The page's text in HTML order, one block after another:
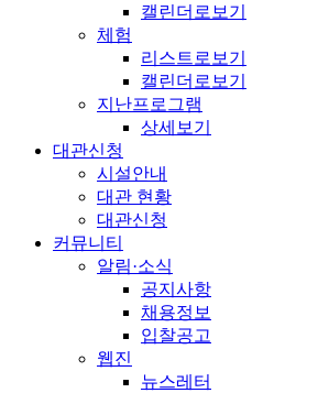
캘린더로보기
체험
리스트로보기
캘린더로보기
지난프로그램
상세보기
대관신청
시설안내
대관 현황
대관신청
커뮤니티
알림·소식
공지사항
채용정보
입찰공고
웹진
뉴스레터